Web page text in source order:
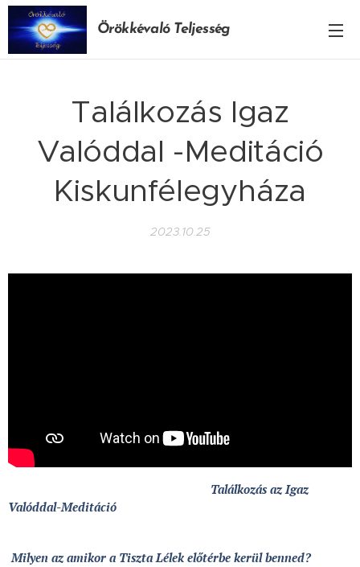
Örökkévaló Teljesség
Találkozás Igaz
Valóddal -Meditáció
Kiskunfélegyháza
2023.10.25
Találkozás az Igaz
Valóddal-Meditáció
Milyen az amikor a Tiszta Lélek előtérbe kerül benned?